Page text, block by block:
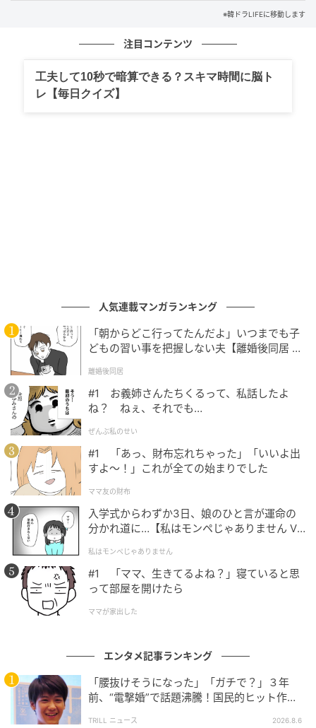
なく、30年以上にわたって韓国ドラマを支えてきた実
力派俳優であり、2026年現在は家族との日常や子育て
に関する発信でも注目される存在となっている。
Disney+配信『伝説のキッチン・ソルジャー』
のB級テイストが大命中！視聴率も右肩上がり
に
の記事をもっとみる
※韓ドラLIFEに移動します
注目コンテンツ
工夫して10秒で暗算できる？スキマ時間に脳ト
レ【毎日クイズ】
人気連載マンガランキング
「朝からどこ行ってたんだよ」いつまでも子
どもの習い事を把握しない夫【離婚後同居 Vo
離婚後同居
#1 お義姉さんたちくるって、私話したよ
ね？ ねぇ、それでも…
ぜんぶ私のせい
#1 「あっ、財布忘れちゃった」「いいよ出
すよ〜！」これが全ての始まりでした
ママ友の財布
入学式からわずか3日、娘のひと言が運命の
分かれ道に…【私はモンペじゃありません Vo
私はモンペじゃありません
#1 「ママ、生きてるよね？」寝ていると思
って部屋を開けたら
ママが家出した
エンタメ記事ランキング
「腰抜けそうになった」「ガチで？」３年
前、“電撃婚”で話題沸騰！国民的ヒット作
TRILL ニュース 2026.8.6